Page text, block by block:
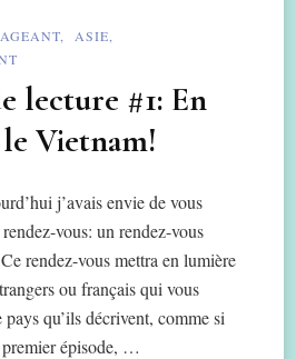
ASIE
lecture #1: En
Vietnam!
j’avais envie de vous
vous: un rendez-vous
rendez-vous mettra en lumière
ou français qui vous
qu’ils décrivent, comme si
épisode, …